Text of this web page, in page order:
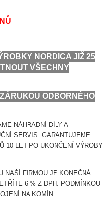
NORDICA JIŽ 25
VŠECHNY
ODBORNÉHO
NÁHRADNÍ DÍLY A
SERVIS. GARANTUJEME
10 LET PO UKONČENÍ VÝROBY
NAŠÍ FIRMOU JE KONEČNÁ
6 % Z DPH. PODMÍNKOU
NA KOMÍN.